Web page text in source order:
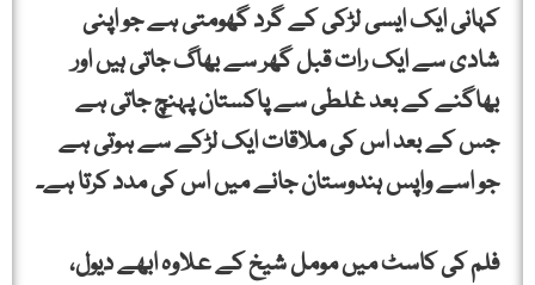
کہانی ایک ایسی لڑکی کے گرد گھومتی ہے جو اپنی
شادی سے ایک رات قبل گھر سے بھاگ جاتی ہیں اور
بھاگنے کے بعد غلطی سے پاکستان پہنچ جاتی ہے
جس کے بعد اس کی ملاقات ایک لڑکے سے ہوتی ہے
جو اسے واپس ہندوستان جانے میں اس کی مدد کرتا ہے۔
فلم کی کاسٹ میں مومل شیخ کے علاوہ ابھے دیول،